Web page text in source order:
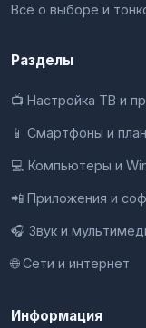
Всё о выборе и
Разделы
📺 Настройка ТВ и
📱 Смартфоны и
💻 Компьютеры и
📲 Приложения и
🎧 Звук и
🌐 Сети и интернет
Информация